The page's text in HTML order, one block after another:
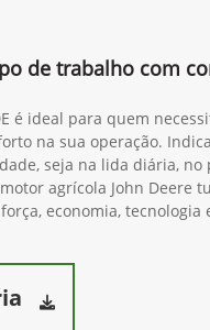
de trabalho com
é ideal para quem
na sua operação.
seja na lida diária,
agrícola John Deere
economia,